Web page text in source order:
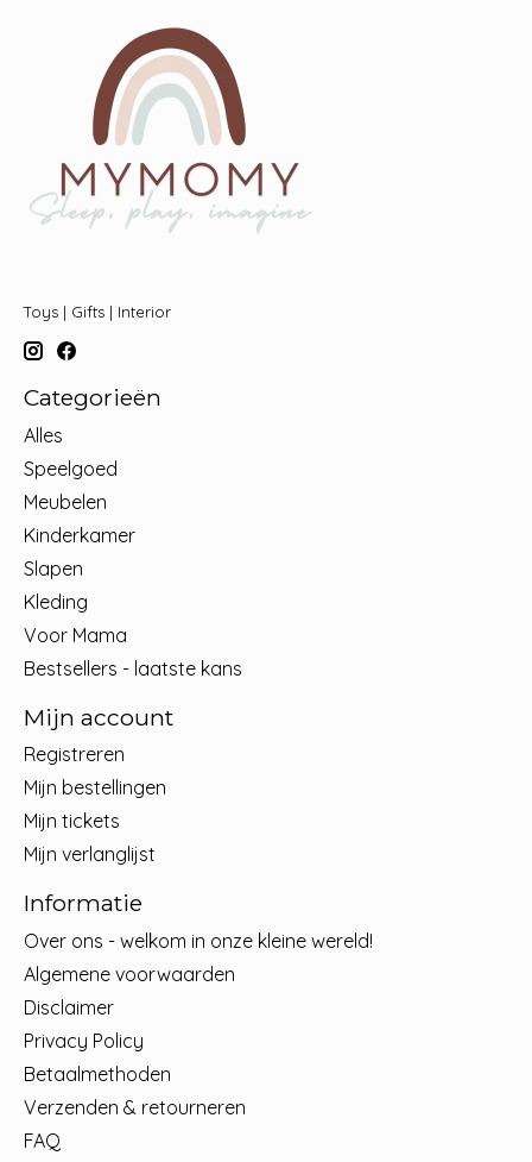
Toys | Gifts | Interior
Categorieën
Alles
Speelgoed
Meubelen
Kinderkamer
Slapen
Kleding
Voor Mama
Bestsellers - laatste kans
Mijn account
Registreren
Mijn bestellingen
Mijn tickets
Mijn verlanglijst
Informatie
Over ons - welkom in onze kleine wereld!
Algemene voorwaarden
Disclaimer
Privacy Policy
Betaalmethoden
Verzenden & retourneren
FAQ